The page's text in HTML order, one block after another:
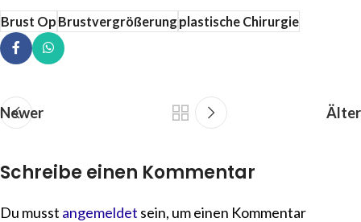
Brust OpBrustvergrößerungplastische Chirurgie
Newer Älter
Schreibe einen Kommentar
Du musst angemeldet sein, um einen Kommentar